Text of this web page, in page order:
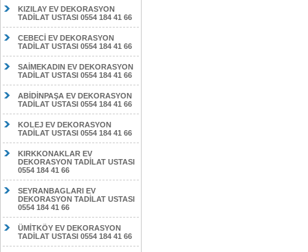
KIZILAY EV DEKORASYON
TADİLAT USTASI 0554 184 41 66
CEBECİ EV DEKORASYON
TADİLAT USTASI 0554 184 41 66
SAİMEKADIN EV DEKORASYON
TADİLAT USTASI 0554 184 41 66
ABİDİNPAŞA EV DEKORASYON
TADİLAT USTASI 0554 184 41 66
KOLEJ EV DEKORASYON
TADİLAT USTASI 0554 184 41 66
KIRKKONAKLAR EV
DEKORASYON TADİLAT USTASI
0554 184 41 66
SEYRANBAGLARI EV
DEKORASYON TADİLAT USTASI
0554 184 41 66
ÜMİTKÖY EV DEKORASYON
TADİLAT USTASI 0554 184 41 66